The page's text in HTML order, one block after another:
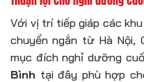
Với vị trí tiếp giáp các
chuyển ngắn từ Hà Nội,
mục đích nghỉ dưỡng
Bình tại đây phù hợp